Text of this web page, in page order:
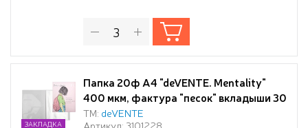
Папка 20ф A4 "deVENTE. Mentality"
400 мкм, фактура "песок" вкладыши 30
мкм, с внутренним карманом 160 мкм,
ТМ: deVENTE
Артикул: 3101228
ЗАКЛАДКА